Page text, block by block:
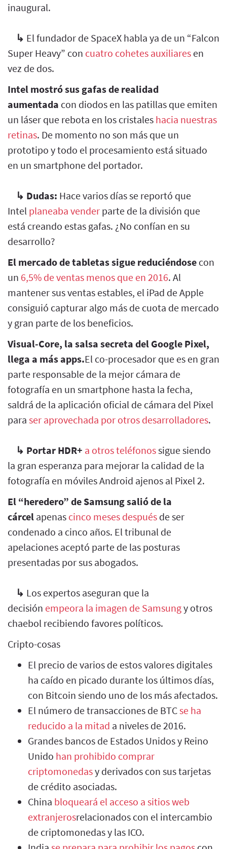
inaugural.
↳ El fundador de SpaceX habla ya de un “Falcon
Super Heavy” con cuatro cohetes auxiliares en
vez de dos.
Intel mostró sus gafas de realidad
aumentada con diodos en las patillas que emiten
un láser que rebota en los cristales hacia nuestras
retinas. De momento no son más que un
prototipo y todo el procesamiento está situado
en un smartphone del portador.
↳ Dudas: Hace varios días se reportó que
Intel planeaba vender parte de la división que
está creando estas gafas. ¿No confían en su
desarrollo?
El mercado de tabletas sigue reduciéndose con
un 6,5% de ventas menos que en 2016. Al
mantener sus ventas estables, el iPad de Apple
consiguió capturar algo más de cuota de mercado
y gran parte de los beneficios.
Visual-Core, la salsa secreta del Google Pixel,
llega a más apps.El co-procesador que es en gran
parte responsable de la mejor cámara de
fotografía en un smartphone hasta la fecha,
saldrá de la aplicación oficial de cámara del Pixel
para ser aprovechada por otros desarrolladores.
↳ Portar HDR+ a otros teléfonossigue siendo
la gran esperanza para mejorar la calidad de la
fotografía en móviles Android ajenos al Pixel 2.
El “heredero” de Samsung salió de la
cárcel apenas cinco meses después de ser
condenado a cinco años. El tribunal de
apelaciones aceptó parte de las posturas
presentadas por sus abogados.
↳ Los expertos aseguran que la
decisión empeora la imagen de Samsungy otros
chaebol recibiendo favores políticos.
Cripto-cosas
El precio de varios de estos valores digitales
ha caído en picado durante los últimos días,
con Bitcoin siendo uno de los más afectados.
El número de transacciones de BTCse ha
reducido a la mitad a niveles de 2016.
Grandes bancos de Estados Unidos y Reino
Unido han prohibido comprar
criptomonedasy derivados con sus tarjetas
de crédito asociadas.
China bloqueará el acceso a sitios web
extranjerosrelacionados con el intercambio
de criptomonedas y las ICO.